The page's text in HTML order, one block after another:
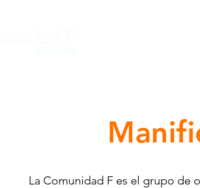
La Comunidad F es el grupo de